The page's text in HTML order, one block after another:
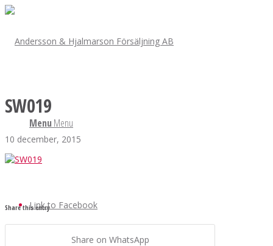
Menu Menu
Link to Facebook
SW019
10 december, 2015
Share this entry
Share on WhatsApp